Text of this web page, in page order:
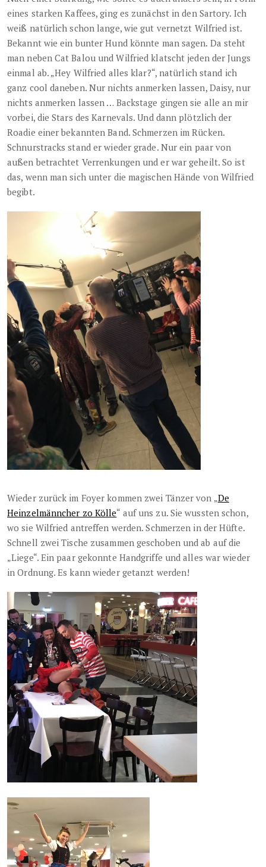
eines starken Kaffees, ging es zunächst in den Sartory. Ich
weiß natürlich schon lange, wie gut vernetzt Wilfried ist.
Bekannt wie ein bunter Hund könnte man sagen. Da steht
man neben Cat Balou und Wilfried klatscht jeden der Jungs
einmal ab. „Hey Wilfried alles klar?“, natürlich stand ich
ganz cool daneben. Nur nichts anmerken lassen, Daisy, nur
nichts anmerken lassen … Backstage gingen sie alle an mir
vorbei, die Stars des Karnevals. Und dann plötzlich der
Roadie einer bekannten Band. Schmerzen im Rücken.
Schnurstracks stand er wieder grade. Nur ein paar von
außen betrachtet Verrenkungen und er war geheilt. So ist
das, wenn man sich unter die magischen Hände von Wilfried
begibt.
Wieder zurück im Foyer kommen zwei Tänzer von „De
Heinzelmänncher zo Kölle“ auf uns zu. Sie wussten schon,
wo sie Wilfried antreffen werden. Schmerzen in der Hüfte.
Schnell zwei Tische zusammen geschoben und ab auf die
„Liege“. Ein paar gekonnte Handgriffe und alles war wieder
in Ordnung. Es kann wieder getanzt werden!